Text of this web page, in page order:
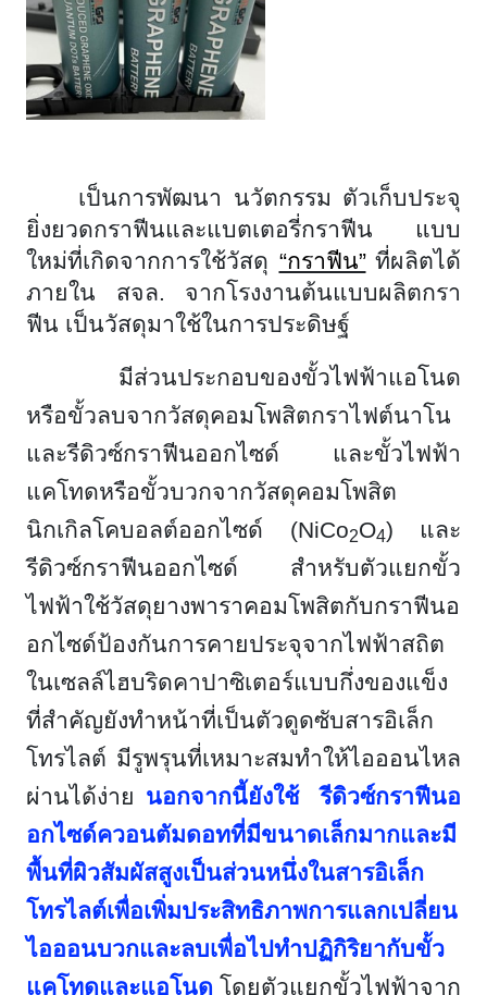
เป็นการพัฒนา นวัตกรรม ตัวเก็บประจุ
ยิ่งยวดกราฟีนและแบตเตอรี่กราฟีน แบบ
ใหม่ที่เกิดจากการใช้วัสดุ “กราฟีน” ที่ผลิตได้
ภายใน สจล. จากโรงงานต้นแบบผลิตกรา
ฟีน เป็นวัสดุมาใช้ในการประดิษฐ์
มีส่วนประกอบของขั้วไฟฟ้าแอโนด
หรือขั้วลบจากวัสดุคอมโพสิตกราไฟต์นาโน
และรีดิวซ์กราฟีนออกไซด์ และขั้วไฟฟ้า
แคโทดหรือขั้วบวกจากวัสดุคอมโพสิต
นิกเกิลโคบอลต์ออกไซด์ (NiCo2O4) และ
รีดิวซ์กราฟีนออกไซด์ สำหรับตัวแยกขั้ว
ไฟฟ้าใช้วัสดุยางพาราคอมโพสิตกับกราฟีนอ
อกไซด์ป้องกันการคายประจุจากไฟฟ้าสถิต
ในเซลล์ไฮบริดคาปาซิเตอร์แบบกึ่งของแข็ง
ที่สำคัญยังทำหน้าที่เป็นตัวดูดซับสารอิเล็ก
โทรไลต์ มีรูพรุนที่เหมาะสมทำให้ไอออนไหล
ผ่านได้ง่าย นอกจากนี้ยังใช้ รีดิวซ์กราฟีนอ
อกไซด์ควอนตัมดอทที่มีขนาดเล็กมากและมี
พื้นที่ผิวสัมผัสสูงเป็นส่วนหนึ่งในสารอิเล็ก
โทรไลต์เพื่อเพิ่มประสิทธิภาพการแลกเปลี่ยน
ไอออนบวกและลบเพื่อไปทำปฏิกิริยากับขั้ว
แคโทดและแอโนด โดยตัวแยกขั้วไฟฟ้าจาก